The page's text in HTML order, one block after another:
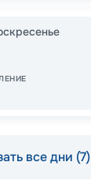
все дни (7)